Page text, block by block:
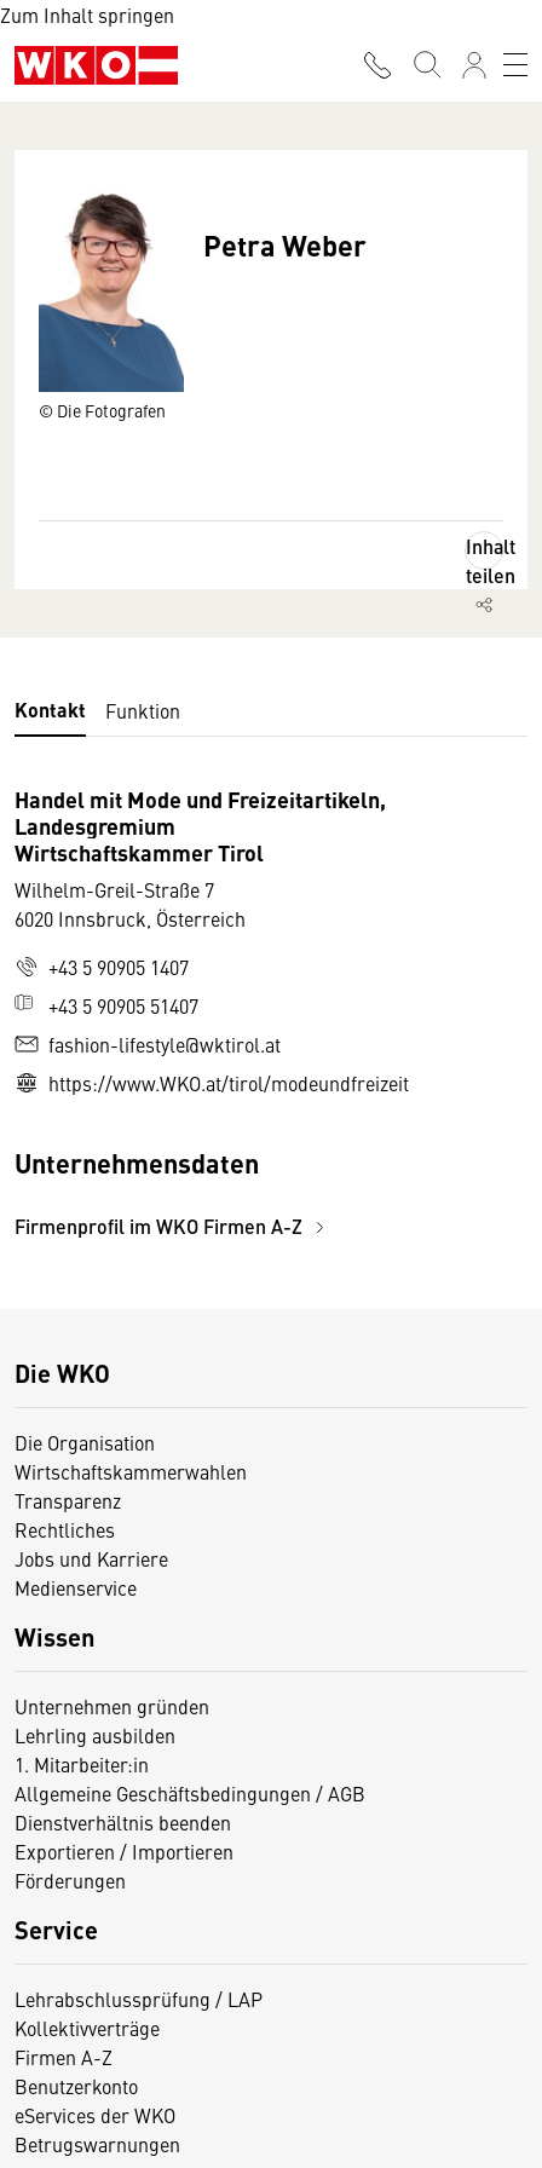
Zum Inhalt springen
© Die Fotografen
Petra Weber
Inhalt
teilen
Kontakt Funktion
Handel mit Mode und Freizeitartikeln,
Landesgremium
Wirtschaftskammer Tirol
Wilhelm-Greil-Straße 7
6020 Innsbruck, Österreich
+43 5 90905 1407
+43 5 90905 51407
fashion-lifestyle@wktirol.at
https://www.WKO.at/tirol/modeundfreizeit
Unternehmensdaten
Firmenprofil im WKO Firmen A-Z
Die WKO
Die Organisation
Wirtschaftskammerwahlen
Transparenz
Rechtliches
Jobs und Karriere
Medienservice
Wissen
Unternehmen gründen
Lehrling ausbilden
1. Mitarbeiter:in
Allgemeine Geschäftsbedingungen / AGB
Dienstverhältnis beenden
Exportieren / Importieren
Förderungen
Service
Lehrabschlussprüfung / LAP
Kollektivverträge
Firmen A-Z
Benutzerkonto
eServices der WKO
Betrugswarnungen